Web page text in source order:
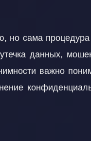
но сама процедура
данных,
важно